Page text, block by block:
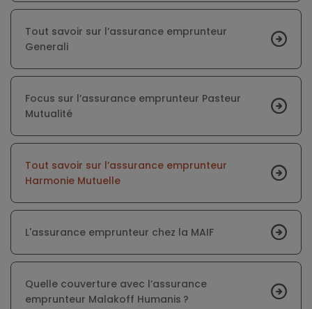
Tout savoir sur l’assurance emprunteur
Generali
Focus sur l’assurance emprunteur Pasteur
Mutualité
Tout savoir sur l’assurance emprunteur
Harmonie Mutuelle
L'assurance emprunteur chez la MAIF
Quelle couverture avec l’assurance
emprunteur Malakoff Humanis ?